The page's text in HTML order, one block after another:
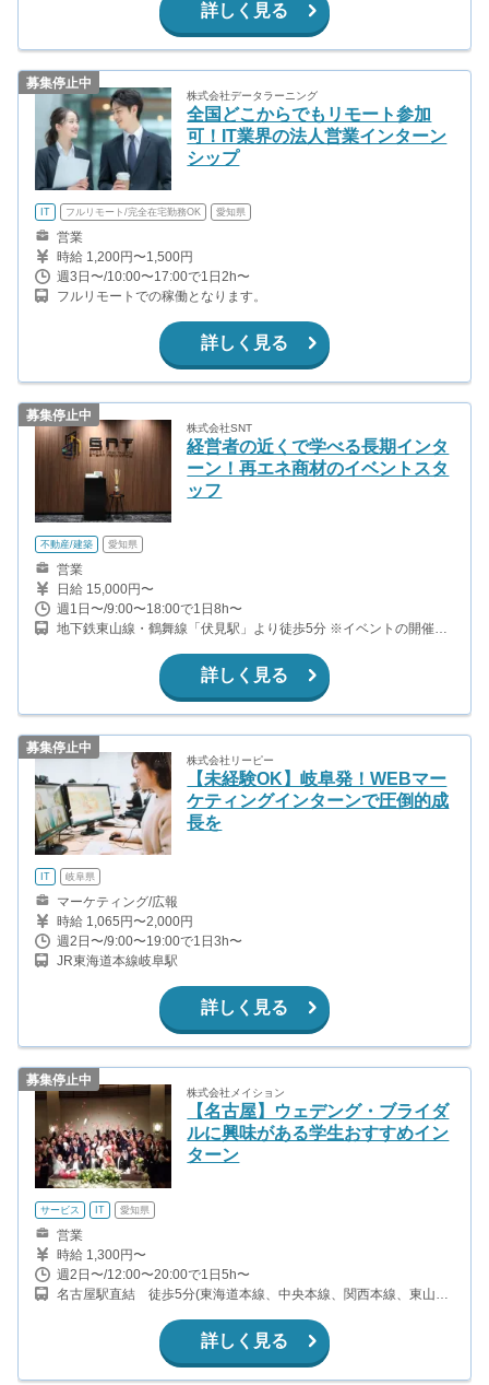
詳しく見る
募集停止中
株式会社データラーニング
全国どこからでもリモート参加
可！IT業界の法人営業インターン
シップ
IT フルリモート/完全在宅勤務OK 愛知県
営業
時給 1,200円〜1,500円
週3日〜/10:00〜17:00で1日2h〜
フルリモートでの稼働となります。
詳しく見る
募集停止中
株式会社SNT
経営者の近くで学べる長期インタ
ーン！再エネ商材のイベントスタ
ッフ
不動産/建築 愛知県
営業
日給 15,000円〜
週1日〜/9:00〜18:00で1日8h〜
地下鉄東山線・鶴舞線「伏見駅」より徒歩5分 ※イベントの開催が
詳しく見る
募集停止中
株式会社リーピー
【未経験OK】岐阜発！WEBマー
ケティングインターンで圧倒的成
長を
IT 岐阜県
マーケティング/広報
時給 1,065円〜2,000円
週2日〜/9:00〜19:00で1日3h〜
JR東海道本線岐阜駅
詳しく見る
募集停止中
株式会社メイション
【名古屋】ウェデング・ブライダ
ルに興味がある学生おすすめイン
ターン
サービス IT 愛知県
営業
時給 1,300円〜
週2日〜/12:00〜20:00で1日5h〜
名古屋駅直結 徒歩5分(東海道本線、中央本線、関西本線、東山線
名古屋駅から徒歩7分(名古屋線)
詳しく見る